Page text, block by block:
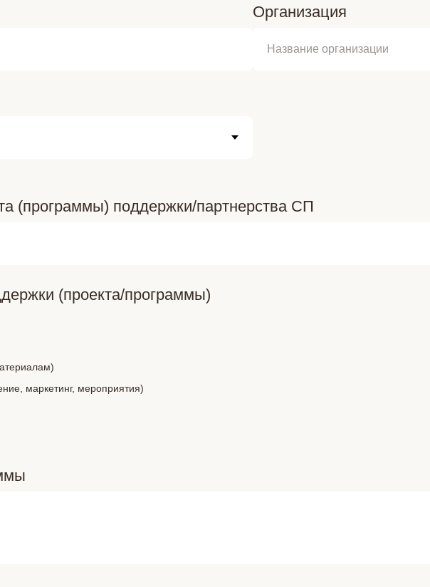
Организация
(программы) поддержки/партнерства СП
(проекта/программы)
маркетинг, мероприятия)